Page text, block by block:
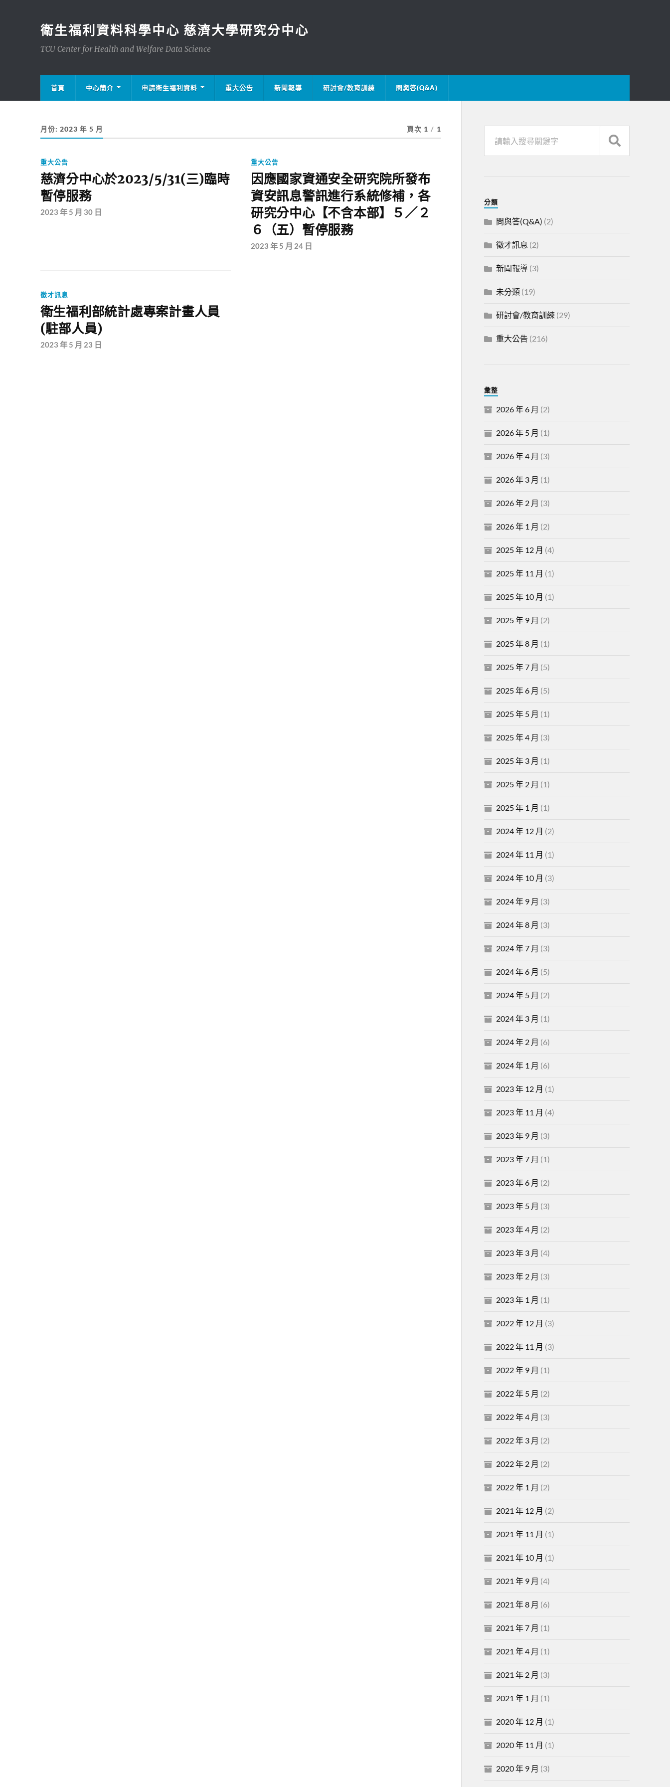
衛生福利資料科學中心 慈濟大學研究分中心
TCU Center for Health and Welfare Data Science
首頁 中心簡介 申請衛生福利資料 重大公告 新聞報導 研討會/教育訓練 問與答(Q&A)
月份: 2023 年 5 月 頁次 1 / 1
重大公告
慈濟分中心於2023/5/31(三)臨時
暫停服務
2023 年 5 月 30 日
重大公告
因應國家資通安全研究院所發布
資安訊息警訊進行系統修補，各
研究分中心【不含本部】５／２
６（五）暫停服務
2023 年 5 月 24 日
徵才訊息
衛生福利部統計處專案計畫人員
(駐部人員)
2023 年 5 月 23 日
分類
問與答(Q&A) (2)
徵才訊息 (2)
新聞報導(3)
未分類(19)
研討會/教育訓練(29)
重大公告 (216)
彙整
2026 年 6 月 (2)
2026 年 5 月 (1)
2026 年 4 月 (3)
2026 年 3 月 (1)
2026 年 2 月 (3)
2026 年 1 月 (2)
2025 年 12 月 (4)
2025 年 11 月 (1)
2025 年 10 月 (1)
2025 年 9 月 (2)
2025 年 8 月 (1)
2025 年 7 月 (5)
2025 年 6 月 (5)
2025 年 5 月 (1)
2025 年 4 月 (3)
2025 年 3 月 (1)
2025 年 2 月 (1)
2025 年 1 月 (1)
2024 年 12 月 (2)
2024 年 11 月 (1)
2024 年 10 月 (3)
2024 年 9 月 (3)
2024 年 8 月 (3)
2024 年 7 月 (3)
2024 年 6 月 (5)
2024 年 5 月 (2)
2024 年 3 月 (1)
2024 年 2 月 (6)
2024 年 1 月 (6)
2023 年 12 月 (1)
2023 年 11 月 (4)
2023 年 9 月 (3)
2023 年 7 月 (1)
2023 年 6 月 (2)
2023 年 5 月 (3)
2023 年 4 月 (2)
2023 年 3 月 (4)
2023 年 2 月 (3)
2023 年 1 月 (1)
2022 年 12 月 (3)
2022 年 11 月 (3)
2022 年 9 月 (1)
2022 年 5 月 (2)
2022 年 4 月 (3)
2022 年 3 月 (2)
2022 年 2 月 (2)
2022 年 1 月 (2)
2021 年 12 月 (2)
2021 年 11 月 (1)
2021 年 10 月 (1)
2021 年 9 月 (4)
2021 年 8 月 (6)
2021 年 7 月 (1)
2021 年 4 月 (1)
2021 年 2 月 (3)
2021 年 1 月 (1)
2020 年 12 月 (1)
2020 年 11 月 (1)
2020 年 9 月 (3)